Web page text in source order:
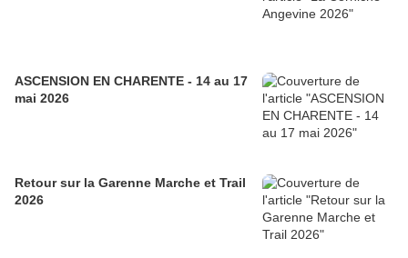
ASCENSION EN CHARENTE - 14 au 17
mai 2026
Retour sur la Garenne Marche et Trail
2026